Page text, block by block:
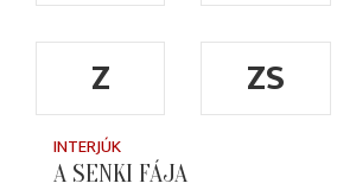
Z
ZS
INTERJÚK
A SENKI FÁJA